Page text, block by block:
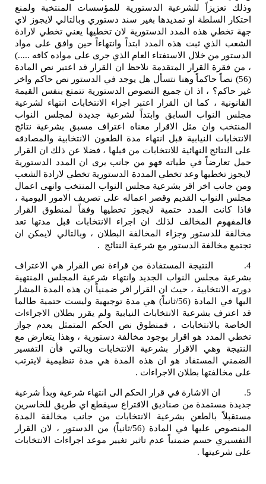
للشرعية الدستورية للمؤسسات المنتخبة ولمنع
او تمديدها بغير سند دستوري وبالتالي لايجوز لاي
هذه المدد الدستورية لان تخطيها يعني تخطي لارادة
ثبت هذه المدد ابتداً وانتهاءاً حين وافق على مواد
من خلال الاستفتاء العام الذي جرى على مواده كافه .....)
القرار المتقدمة نلاحظ ان القرار قد اعتبر نص المادة
حاكماً وهنا نتسأل هل يوجد في الدستور نص حاكم واخر
، اذ ان جميع النصوص الدستورية تتمتع بنفس القيمة
، كما ان القرار اعتبر اجراء الانتخابات انتهاء لشرعية
السابق وابتداً لشرعية جديدة لمجلس النواب
وان مثل الاقرار معناه اعتراف مسبق بشرعية نتائج
النيابية قبل انتهاء مدة الطعون الانتخابية والمصادقه
النهائية للانتخابات من قبلها ، فضلا عن ذلك ان القرار
في طياته فهو من جانب يرى ان المدد الدستورية
وعد تخطي المددة الدستورية تخطي لارادة الشعب
اخر اقر بشرعية مجلس النواب المنتخب وانهى اعمال
القديم وقصر اعماله على تصريف الامور اليومية ،
المدد حتمية لايجوز تخطيها وفقاً لمنطوق القرار
المخالف لذلك ان اجراء الانتخابات قبل مدتها تعد
وجزاء المخالفة البطلان ، وبالتالي لايمكن ان
الدستور مع شرعية النتائج .
المستفادة من قراءة نص القرار هي الاعتراف
النواب الجديد وانتهاء شرعية المجلس المنتهية
، حيث ان القرار اقر ضمنياً ان هذه المدة المشار
اليها في المادة (56/ثانياً) هي مدة توجيهية وليست حتمية طالما
بشرعية الانتخابات النيابية ولم يقرر بطلان الاجراءات
بالانتخابات ، فمنطوق نص الحكم المتمثل بعدم جواز
هو اقرار بوجود مخالفة دستورية ، وهذا يتعارض مع
وهي الاقرار بشرعية الانتخابات وبالتي فأن التفسير
المستفاد هو ان هذه المدة هي مدة تنظيمية لايترتب
بطلان الاجراءات .
في قرار الحكم الى انتهاء شرعية وبدأ شرعية
من صناديق الاقتراع سيقطع اي طريق للخاسرين
بالطعن بشرعية الانتخابات من جانب مخالفة المدة
المنصوص عليها في المادة (56/ثانياً) من الدستور ، لان القرار
حسم ضمنياً عدم تاثير تغيير موعد اجراءات الانتخابات
.